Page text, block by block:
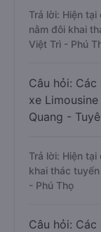
Trả lời: Hiện
nằm đôi khai
Việt Trì - Phú
Câu hỏi:
xe
Quang -
Trả lời: Hiện tại
khai thác
- Phú Thọ
Câu hỏi: